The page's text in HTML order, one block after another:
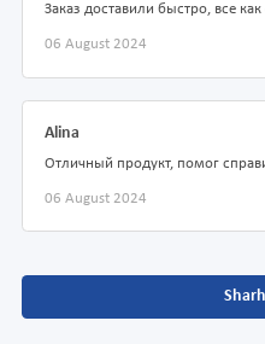
Заказ доставили быстро, все
06 August 2024
Alina
Отличный продукт, помог
06 August 2024